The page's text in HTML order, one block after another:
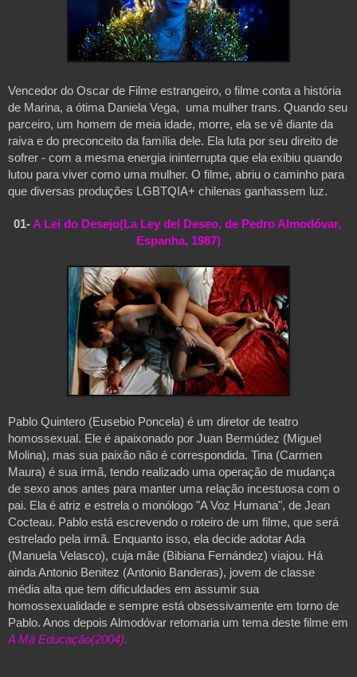
Vencedor do Oscar de Filme estrangeiro, o filme conta a história
de Marina, a ótima Daniela Vega,  uma mulher trans. Quando seu
parceiro, um homem de meia idade, morre, ela se vê diante da
raiva e do preconceito da família dele. Ela luta por seu direito de
sofrer - com a mesma energia ininterrupta que ela exibiu quando
lutou para viver como uma mulher. O filme, abriu o caminho para
que diversas produções LGBTQIA+ chilenas ganhassem luz.
01- A Lei do Desejo(La Ley del Deseo, de Pedro Almodóvar,
Espanha, 1987)
Pablo Quintero (Eusebio Poncela) é um diretor de teatro
homossexual. Ele é apaixonado por Juan Bermúdez (Miguel
Molina), mas sua paixão não é correspondida. Tina (Carmen
Maura) é sua irmã, tendo realizado uma operação de mudança
de sexo anos antes para manter uma relação incestuosa com o
pai. Ela é atriz e estrela o monólogo "A Voz Humana", de Jean
Cocteau. Pablo está escrevendo o roteiro de um filme, que será
estrelado pela irmã. Enquanto isso, ela decide adotar Ada
(Manuela Velasco), cuja mãe (Bibiana Fernández) viajou. Há
ainda Antonio Benitez (Antonio Banderas), jovem de classe
média alta que tem dificuldades em assumir sua
homossexualidade e sempre está obsessivamente em torno de
A Má Educação(2004).